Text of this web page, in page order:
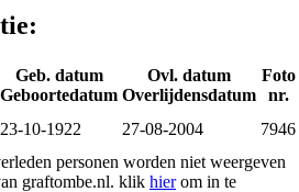
Geb. datum
Geboortedatum
Ovl. datum
Overlijdensdatum
Foto
nr.
23-10-1922 27-08-2004
7946
personen worden niet weergeven
graftombe.nl. klik hierom in te